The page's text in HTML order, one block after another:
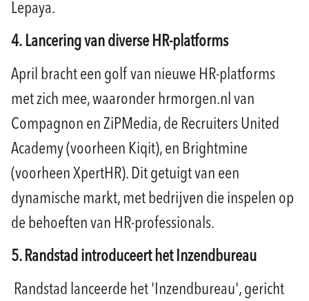
Lepaya.
4. Lancering van diverse HR-platforms
April bracht een golf van nieuwe HR-platforms
met zich mee, waaronder hrmorgen.nl van
Compagnon en ZiPMedia, de Recruiters United
Academy (voorheen Kiqit), en Brightmine
(voorheen XpertHR). Dit getuigt van een
dynamische markt, met bedrijven die inspelen op
de behoeften van HR-professionals.
5. Randstad introduceert het Inzendbureau
Randstad lanceerde het 'Inzendbureau', gericht